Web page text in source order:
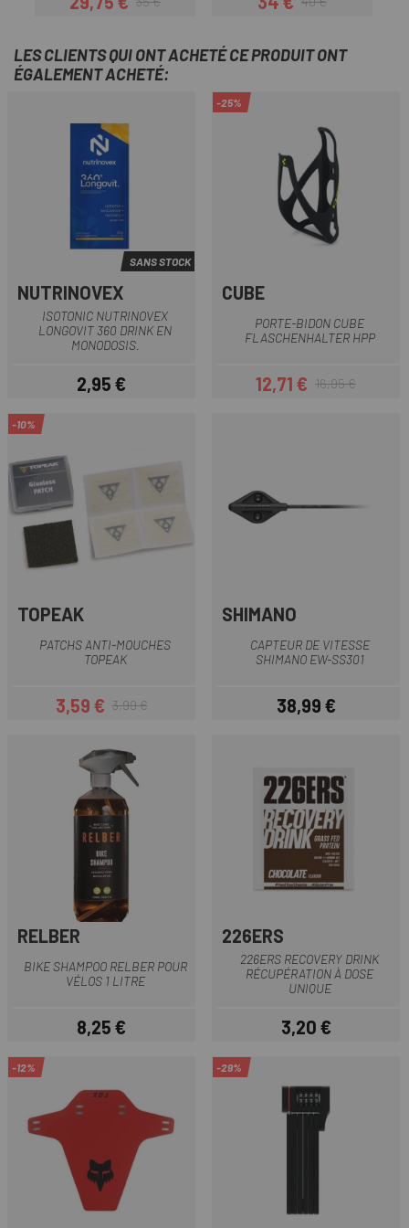
Prix
Prix habituel Prix
Prix habituel
LES CLIENTS QUI ONT ACHETÉ CE PRODUIT ONT
ÉGALEMENT ACHETÉ:
SANS STOCK
NUTRINOVEX
ISOTONIC NUTRINOVEX
LONGOVIT 360 DRINK EN
MONODOSIS.
Prix
2,95 €
-25%
CUBE
PORTE-BIDON CUBE
FLASCHENHALTER HPP
Prix
12,71 €Prix habituel
16,95 €
-10%
TOPEAK
PATCHS ANTI-MOUCHES
TOPEAK
Prix
3,59 €Prix habituel
3,99 €
SHIMANO
CAPTEUR DE VITESSE
SHIMANO EW-SS301
Prix
38,99 €
RELBER
BIKE SHAMPOO RELBER POUR
VÉLOS 1 LITRE
Prix
8,25 €
226ERS
226ERS RECOVERY DRINK
RÉCUPÉRATION À DOSE
UNIQUE
Prix
3,20 €
-12% -29%